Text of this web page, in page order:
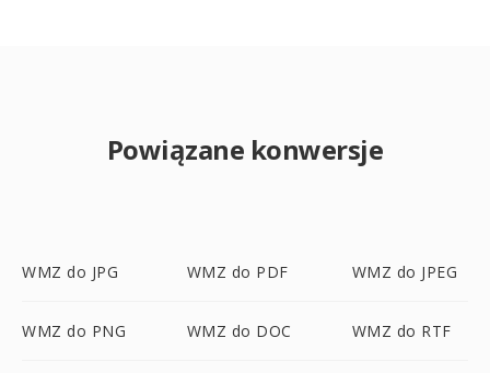
Powiązane konwersje
WMZ do JPG WMZ do PDF WMZ do JPEG
WMZ do PNG WMZ do DOC WMZ do RTF